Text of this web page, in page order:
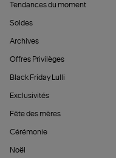
Tendances du moment
Soldes
Archives
Offres Privilèges
Black Friday Lulli
Exclusivités
Fête des mères
Cérémonie
Noël